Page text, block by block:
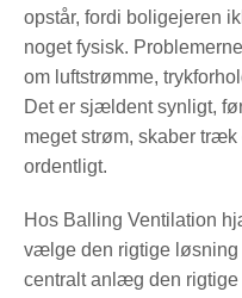
opstår, fordi boligejeren
noget fysisk.
om luftstrømme,
Det er sjældent synligt,
meget strøm, skaber
ordentligt.
Hos Balling Ventilation
vælge den rigtige løsning
centralt anlæg den rigtige